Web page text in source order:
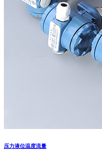
压力液位温度流量